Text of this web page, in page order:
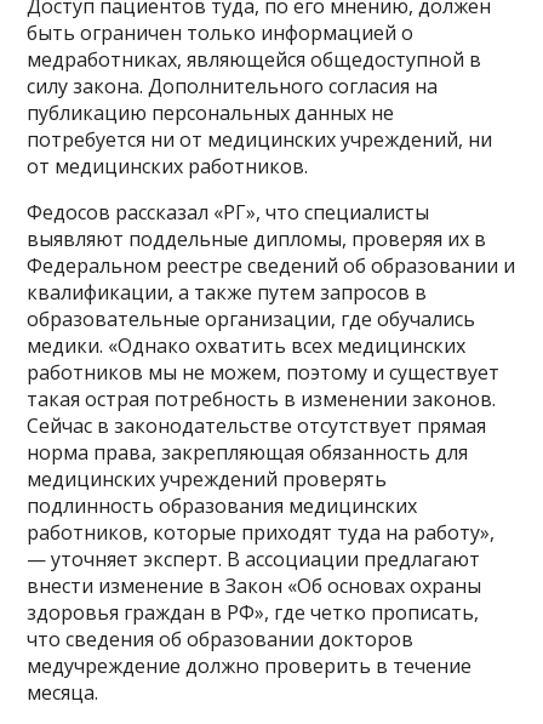
Доступ пациентов туда, по его мнению, должен
быть ограничен только информацией о
медработниках, являющейся общедоступной в
силу закона. Дополнительного согласия на
публикацию персональных данных не
потребуется ни от медицинских учреждений, ни
от медицинских работников.
Федосов рассказал «РГ», что специалисты
выявляют поддельные дипломы, проверяя их в
Федеральном реестре сведений об образовании и
квалификации, а также путем запросов в
образовательные организации, где обучались
медики. «Однако охватить всех медицинских
работников мы не можем, поэтому и существует
такая острая потребность в изменении законов.
Сейчас в законодательстве отсутствует прямая
норма права, закрепляющая обязанность для
медицинских учреждений проверять
подлинность образования медицинских
работников, которые приходят туда на работу»,
— уточняет эксперт. В ассоциации предлагают
внести изменение в Закон «Об основах охраны
здоровья граждан в РФ», где четко прописать,
что сведения об образовании докторов
медучреждение должно проверить в течение
месяца.